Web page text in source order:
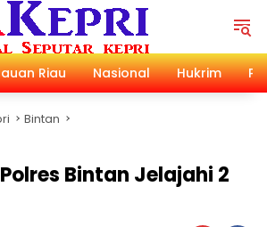
Riau Nasional Hukrim
Bintan
Bintan Jelajahi 2